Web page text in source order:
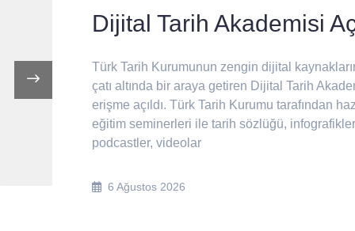
Mobil Kitap Satış
Mağazamızın Ağustos
Güzergâhı
Mobil Kitap Satış Mağazamız Ağustos ayı
yazarlarımızı ve yayınlarımızı okurlarımızla
buluşturmaya devam edecek.
31 Temmuz 2026